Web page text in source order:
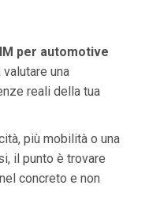
per automotive
una
reali della tua
più mobilità o una
il punto è trovare
concreto e non